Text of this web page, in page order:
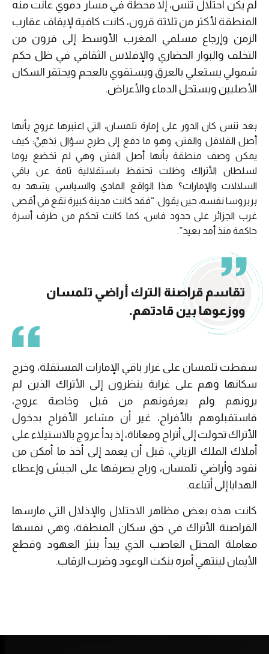
لم يكن احتلال تنس، إلا محطة في مسار دموي عانت منه
المنطقة لأكثر من ثلاثة قرون، كانت كافية لإيقاف عقارب
الزمن وإرجاع مسلمي المغرب الأوسط إلى قرون من
التخلف والبوار الحضاري والإفلاس الثقافي في ظل حكم
شمولي يستعلي بالعرق ويستقوي بالعجم ويحتقر السكان
الأصليين ويستحل الدماء والأعراض.
بعد تنس كان الدور على إمارة تلمسان، التي اعتبرها عروج بأنها
أصل القلاقل والفتن، وهو ما دفع إلى طرح سؤال بَدَهِيِّ: كيف
يمكن وصف منطقة بأنها أصل الفتن وهي لم تخضع يوما
لسلطان الأتراك وظلت تحتفظ باستقلالية تامة عن باقي
السلالات والإمارات؟ هذا الواقع المادي والسياسي يشهد به
بربروسا نفسه، حين يقول: “فقد كانت مدينة كبيرة تقع في أقصى
غرب الجزائر على حدود فاس، كما كانت تحكم من طرف أسرة
حاكمة منذ أمد بعيد”.
تقاسم قراصنة الترك أراضي تلمسان
ووزعوها بين قادتهم.
سقطت تلمسان على غرار باقي الإمارات المستقلة، وخرج
سكانها وهم على غرابة ينظرون إلى الأتراك الذين لم
يرونهم ولم يعرفونهم من قبل وخاصة عروج،
فاستقبلوهم بالأفراح، غير أن مشاعر الأفراح بدخول
الأتراك تحولت إلى أتراح ومعاناة، إذ بدأ عروج بالاستيلاء على
أملاك الملك الزياني، قبل أن يعمد إلى أخذ ما أمكن من
نقود وأراضي تلمسان، وراح يصرفها على الجيش وإعطاء
الهدايا إلى أتباعه.
كانت هذه بعض مظاهر الاحتلال والإذلال التي مارسها
القراصنة الأتراك في حق سكان المنطقة، وهي نفسها
معاملة المحتل الغاصب الذي يبدأ بنثر العهود وقطع
الأيمان لينتهي أمره بنكث الوعود وضرب الرقاب.